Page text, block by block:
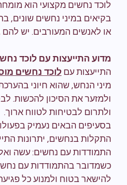
לוכד נחשים מקצועי הוא
בקיאים במיני נחשים שונים,
או לאנשים המעורבים. יש
מדוע התייעצות עם לוכד
התייעצות עם לוכד נחשים
מיני הנחש, שהוא חיוני
ולמזער את הסיכון להכשות.
ולתרום לבטיחות לטווח ארוך.
בסעיפים הבאים נעמיק
התקלות בנחשים, יתרונות
התמודדות עם נחשים: עשה
כשמדובר בהתמודדות עם
להישאר בטוח ולמנוע כל